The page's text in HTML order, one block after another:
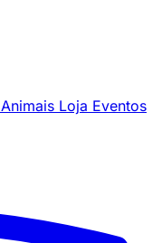
Animais Loja Eventos